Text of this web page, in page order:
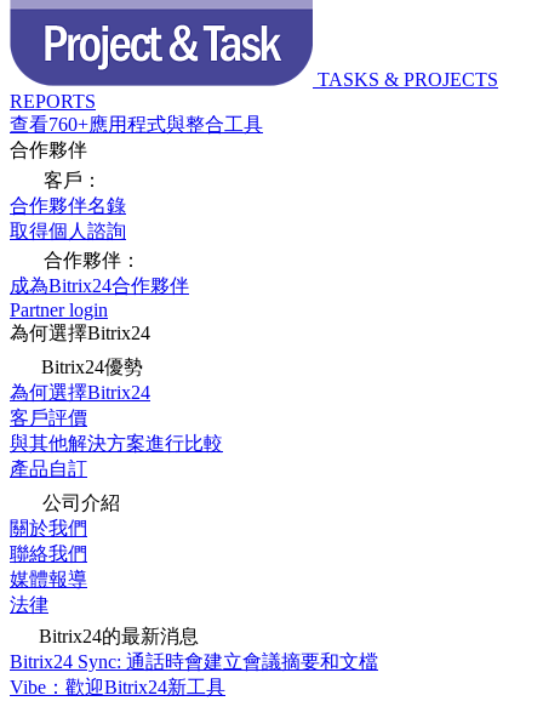
TASKS & PROJECTS
REPORTS
查看760+應用程式與整合工具
合作夥伴
客戶：
合作夥伴名錄
取得個人諮詢
合作夥伴：
成為Bitrix24合作夥伴
Partner login
為何選擇Bitrix24
Bitrix24優勢
為何選擇Bitrix24
客戶評價
與其他解決方案進行比較
產品自訂
公司介紹
關於我們
聯絡我們
媒體報導
法律
Bitrix24的最新消息
Bitrix24 Sync: 通話時會建立會議摘要和文檔
Vibe：歡迎Bitrix24新工具